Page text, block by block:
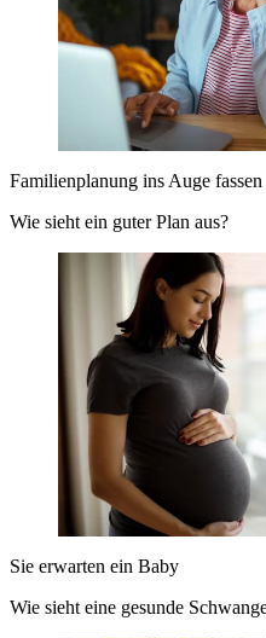
Familienplanung ins Auge fassen
Wie sieht ein guter Plan aus?
Sie erwarten ein Baby
Wie sieht eine gesunde